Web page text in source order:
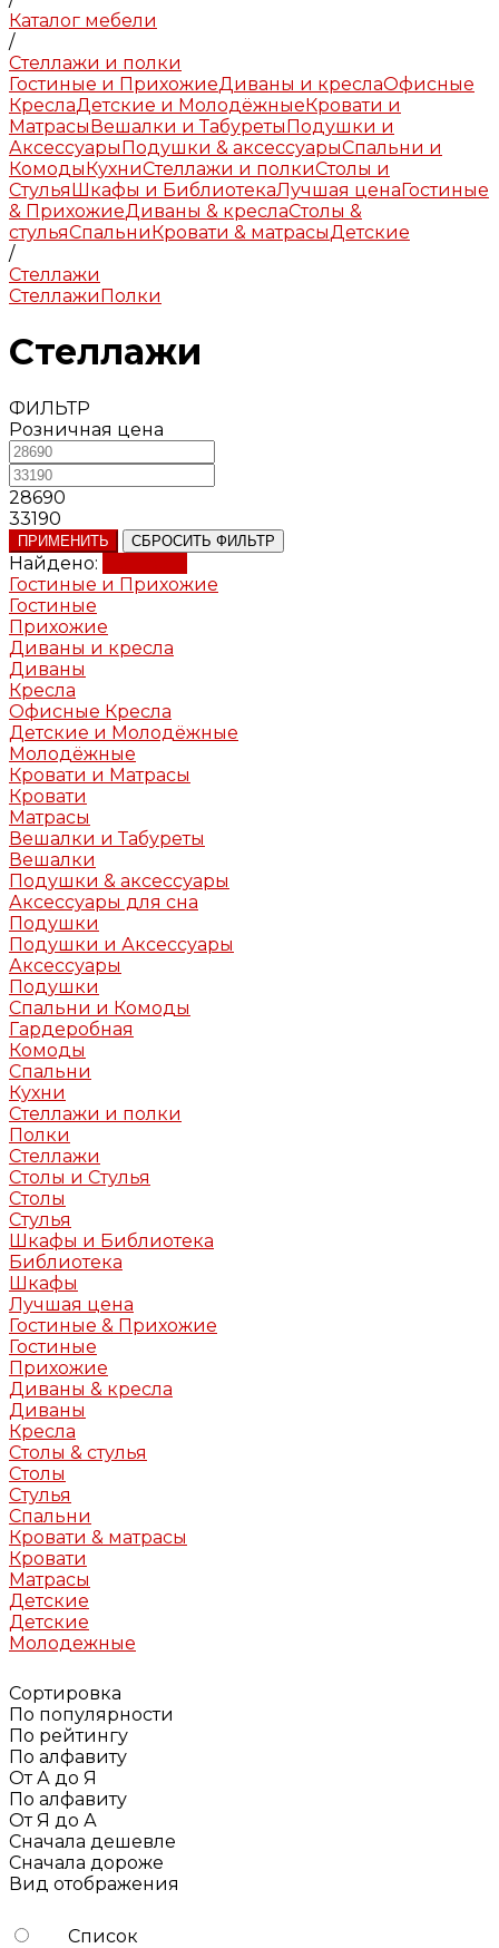
Каталог мебели
/
Стеллажи и полки
Гостиные и ПрихожиеДиваны и креслаОфисные
КреслаДетские и МолодёжныеКровати и
МатрасыВешалки и ТабуретыПодушки и
АксессуарыПодушки & аксессуарыСпальни и
КомодыКухниСтеллажи и полкиСтолы и
СтульяШкафы и БиблиотекаЛучшая ценаГостиные
& ПрихожиеДиваны & креслаСтолы &
стульяСпальниКровати & матрасыДетские
/
Стеллажи
СтеллажиПолки
Стеллажи
ФИЛЬТР
Розничная цена
28690
33190
ПРИМЕНИТЬ СБРОСИТЬ ФИЛЬТР
Найдено:
Гостиные и Прихожие
Гостиные
Прихожие
Диваны и кресла
Диваны
Кресла
Офисные Кресла
Детские и Молодёжные
Молодёжные
Кровати и Матрасы
Кровати
Матрасы
Вешалки и Табуреты
Вешалки
Подушки & аксессуары
Аксессуары для сна
Подушки
Подушки и Аксессуары
Аксессуары
Подушки
Спальни и Комоды
Гардеробная
Комоды
Спальни
Кухни
Стеллажи и полки
Полки
Стеллажи
Столы и Стулья
Столы
Стулья
Шкафы и Библиотека
Библиотека
Шкафы
Лучшая цена
Гостиные & Прихожие
Гостиные
Прихожие
Диваны & кресла
Диваны
Кресла
Столы & стулья
Столы
Стулья
Спальни
Кровати & матрасы
Кровати
Матрасы
Детские
Детские
Молодежные
Сортировка
По популярности
По рейтингу
По алфавиту
От А до Я
По алфавиту
От Я до А
Сначала дешевле
Сначала дороже
Вид отображения
Список